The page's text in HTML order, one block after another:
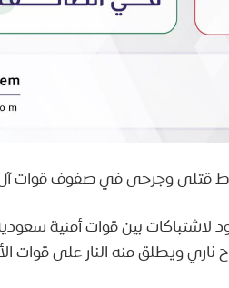
قتلى وجرحى في صفوف قوات
الفيديو نشر في 31 مايو 2018، ويعود لاشتباكات
ويطلق منه النار على قوات